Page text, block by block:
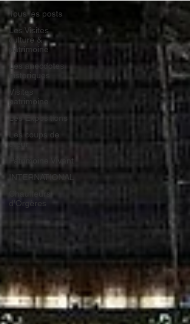
Tous les posts
Les Visites
culture &
patrimoine
Les anecdotes
historiques
Visites
patrimoine
Les Expositions
Les coups de
cœur
Patrimoine Vivant
INTERNATIONAL
Chauffeurs
d'Orgères